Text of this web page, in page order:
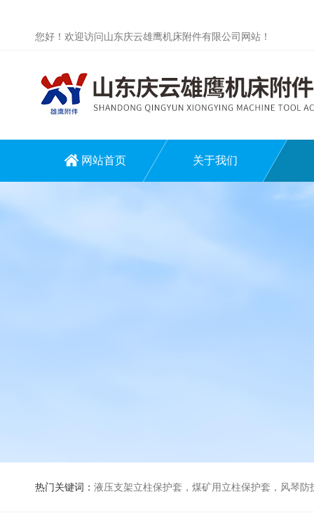
您好！欢迎访问山东庆云雄鹰机床附件有限公司网站！
网站首页 关于我们
热门关键词： 液压支架立柱保护套，煤矿用立柱保护套，风琴